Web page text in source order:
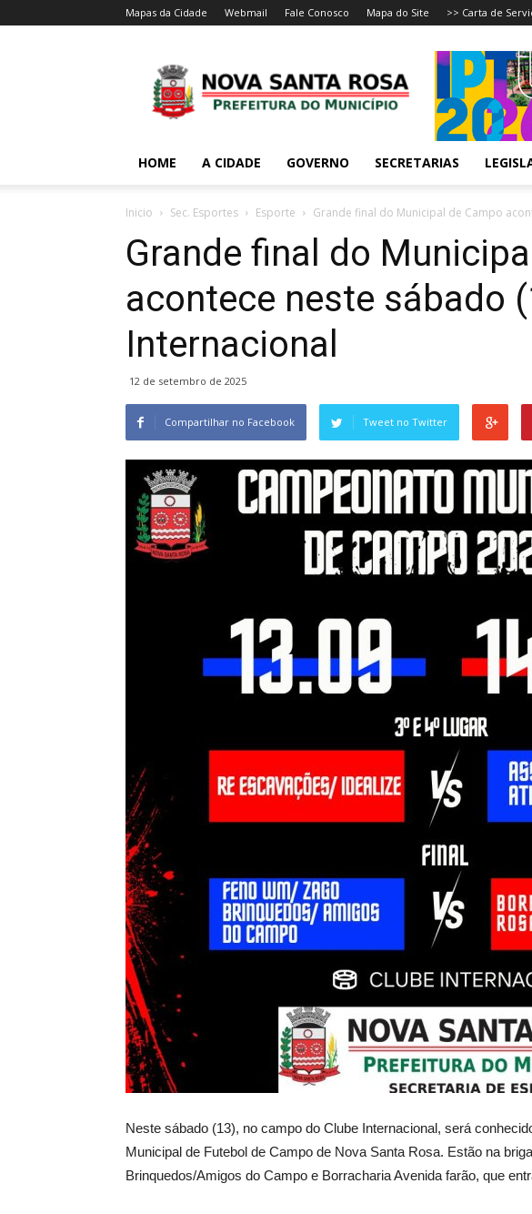
Mapas da Cidade Webmail Fale Conosco Mapa do Site >> Carta de
HOME A CIDADE GOVERNO SECRETARIAS
Inicio Sec. Esportes Esporte Grande final do Municipal de Campo
Grande final do
acontece neste sábado
Internacional
12 de setembro de 2025
Compartilhar no Facebook Tweet no Twitter
Neste sábado (13), no campo do Clube Internacional, será
Municipal de Futebol de Campo de Nova Santa Rosa. Estão na
Brinquedos/Amigos do Campo e Borracharia Avenida farão, que